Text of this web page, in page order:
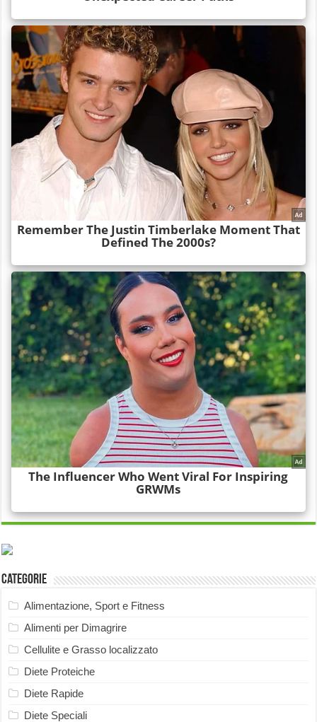
Categorie
Alimentazione, Sport e Fitness
Alimenti per Dimagrire
Cellulite e Grasso localizzato
Diete Proteiche
Diete Rapide
Diete Speciali